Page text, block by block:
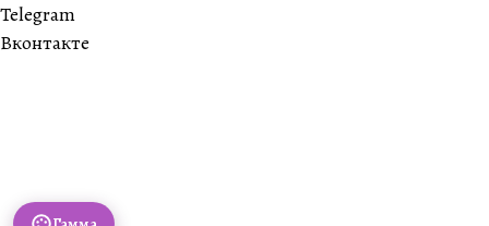
Telegram
Вконтакте